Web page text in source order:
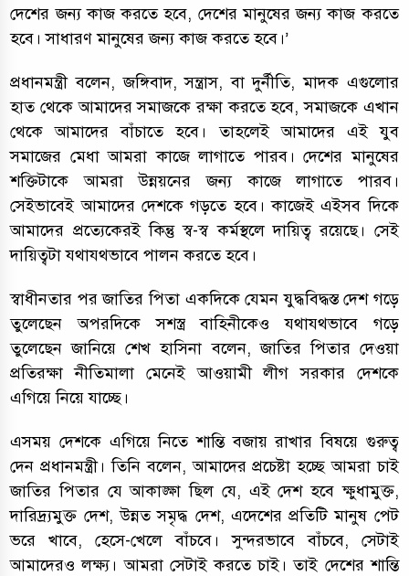
দেশের জন্য কাজ করতে হবে, দেশের মানুষের জন্য কাজ করতে
হবে। সাধারণ মানুষের জন্য কাজ করতে হবে।’
প্রধানমন্ত্রী বলেন, জঙ্গিবাদ, সন্ত্রাস, বা দুর্নীতি, মাদক এগুলোর
হাত থেকে আমাদের সমাজকে রক্ষা করতে হবে, সমাজকে এখান
থেকে আমাদের বাঁচাতে হবে। তাহলেই আমাদের এই যুব
সমাজের মেধা আমরা কাজে লাগাতে পারব। দেশের মানুষের
শক্তিটাকে আমরা উন্নয়নের জন্য কাজে লাগাতে পারব।
সেইভাবেই আমাদের দেশকে গড়তে হবে। কাজেই এইসব দিকে
আমাদের প্রত্যেকেরই কিন্তু স্ব-স্ব কর্মস্থলে দায়িত্ব রয়েছে। সেই
দায়িত্বটা যথাযথভাবে পালন করতে হবে।
স্বাধীনতার পর জাতির পিতা একদিকে যেমন যুদ্ধবিদ্ধস্ত দেশ গড়ে
তুলেছেন অপরদিকে সশস্ত্র বাহিনীকেও যথাযথভাবে গড়ে
তুলেছেন জানিয়ে শেখ হাসিনা বলেন, জাতির পিতার দেওয়া
প্রতিরক্ষা নীতিমালা মেনেই আওয়ামী লীগ সরকার দেশকে
এগিয়ে নিয়ে যাচ্ছে।
এসময় দেশকে এগিয়ে নিতে শান্তি বজায় রাখার বিষয়ে গুরুত্ব
দেন প্রধানমন্ত্রী। তিনি বলেন, আমাদের প্রচেষ্টা হচ্ছে আমরা চাই
জাতির পিতার যে আকাঙ্ক্ষা ছিল যে, এই দেশ হবে ক্ষুধামুক্ত,
দারিদ্র্যমুক্ত দেশ, উন্নত সমৃদ্ধ দেশ, এদেশের প্রতিটি মানুষ পেট
ভরে খাবে, হেসে-খেলে বাঁচবে। সুন্দরভাবে বাঁচবে, সেটাই
আমাদেরও লক্ষ্য। আমরা সেটাই করতে চাই। তাই দেশের শান্তি